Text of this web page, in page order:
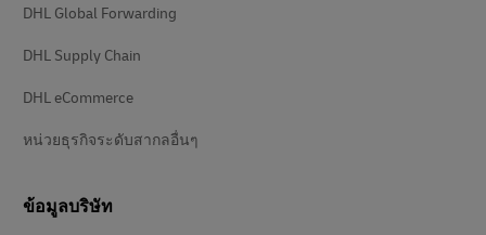
DHL Global Forwarding
DHL Supply Chain
DHL eCommerce
หน่วยธุรกิจระดับสากลอื่นๆ
ข้อมูลบริษัท